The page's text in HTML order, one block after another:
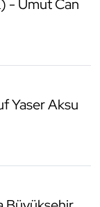
- Umut Can
Yaser Aksu